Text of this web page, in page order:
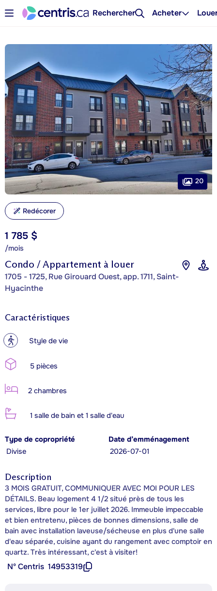
Rechercher Acheter
Condo / Appartement à louer
1705 - 1725, Rue Girouard Ouest, app. 1711, Saint-
Hyacinthe
1 785 $
/mois
20
Redécorer
Caractéristiques
? Style de vie
5 pièces
2 chambres
1 salle de bain et 1 salle d'eau
Type de copropriété
Divise
Date d’emménagement
2026-07-01
Description
3 MOIS GRATUIT, COMMUNIQUER AVEC MOI POUR LES
DÉTAILS. Beau logement 4 1/2 situé près de tous les
services, libre pour le 1er juillet 2026. Immeuble impeccable
et bien entretenu, pièces de bonnes dimensions, salle de
bain avec installation laveuse/sécheuse en plus d'une salle
d'eau séparée, cuisine ayant du rangement avec comptoir en
quartz. Très intéressant, c'est à visiter!
Nº Centris 14953319